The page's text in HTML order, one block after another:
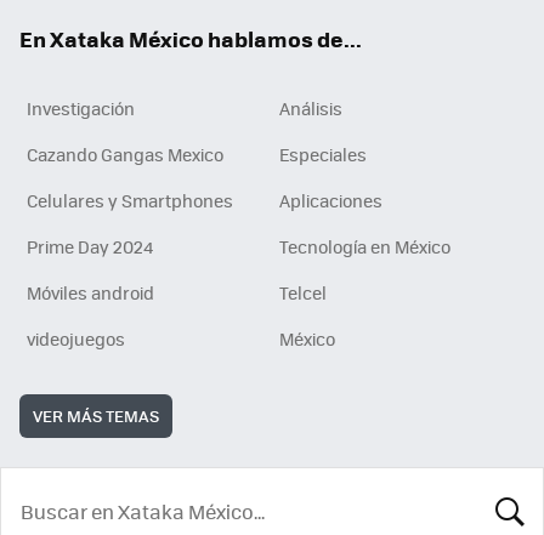
En Xataka México hablamos de...
Investigación
Análisis
Cazando Gangas Mexico
Especiales
Celulares y Smartphones
Aplicaciones
Prime Day 2024
Tecnología en México
Móviles android
Telcel
videojuegos
México
VER MÁS TEMAS